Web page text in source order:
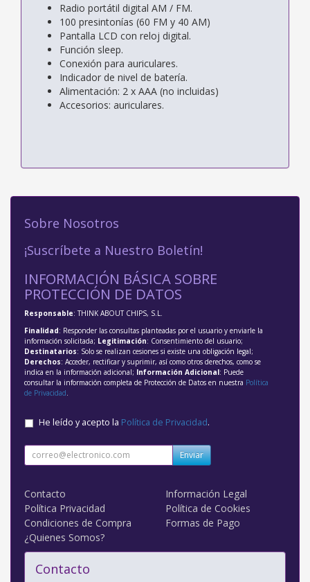
Radio portátil digital AM / FM.
100 presintonías (60 FM y 40 AM)
Pantalla LCD con reloj digital.
Función sleep.
Conexión para auriculares.
Indicador de nivel de batería.
Alimentación: 2 x AAA (no incluidas)
Accesorios: auriculares.
Sobre Nosotros
¡Suscríbete a Nuestro Boletín!
INFORMACIÓN BÁSICA SOBRE
PROTECCIÓN DE DATOS
Responsable: THINK ABOUT CHIPS, S.L.
Finalidad: Responder las consultas planteadas por el usuario y enviarle la
información solicitada; Legitimación: Consentimiento del usuario;
Destinatarios: Solo se realizan cesiones si existe una obligación legal;
Derechos: Acceder, rectificar y suprimir, así como otros derechos, como se
indica en la información adicional; Información Adicional: Puede
consultar la información completa de Protección de Datos en nuestra Política
de Privacidad
He leído y acepto la Política de Privacidad.
Enviar
Contacto
Información Legal
Política Privacidad
Política de Cookies
Condiciones de Compra
Formas de Pago
¿Quienes Somos?
Contacto